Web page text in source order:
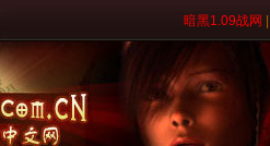
暗黑1.09战网